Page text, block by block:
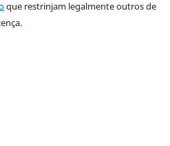
que restrinjam legalmente outros de